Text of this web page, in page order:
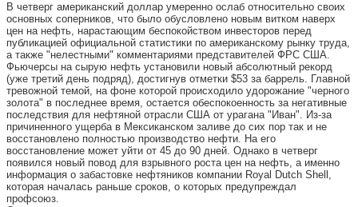
В четверг американский доллар умеренно ослаб относительно своих
основных соперников, что было обусловлено новым витком наверх
цен на нефть, нарастающим беспокойством инвесторов перед
публикацией официальной статистики по американскому рынку труда,
а также "нелестными" комментариями представителей ФРС США.
Фьючерсы на сырую нефть установили новый абсолютный рекорд
(уже третий день подряд), достигнув отметки $53 за баррель. Главной
тревожной темой, на фоне которой происходило удорожание "черного
золота" в последнее время, остается обеспокоенность за негативные
последствия для нефтяной отрасли США от урагана "Иван". Из-за
причиненного ущерба в Мексиканском заливе до сих пор так и не
восстановлено полностью производство нефти. На его
восстановление может уйти от 45 до 90 дней. Однако в четверг
появился новый повод для взрывного роста цен на нефть, а именно
информация о забастовке нефтяников компании Royal Dutch Shell,
которая началась раньше сроков, о которых предупреждал
профсоюз.